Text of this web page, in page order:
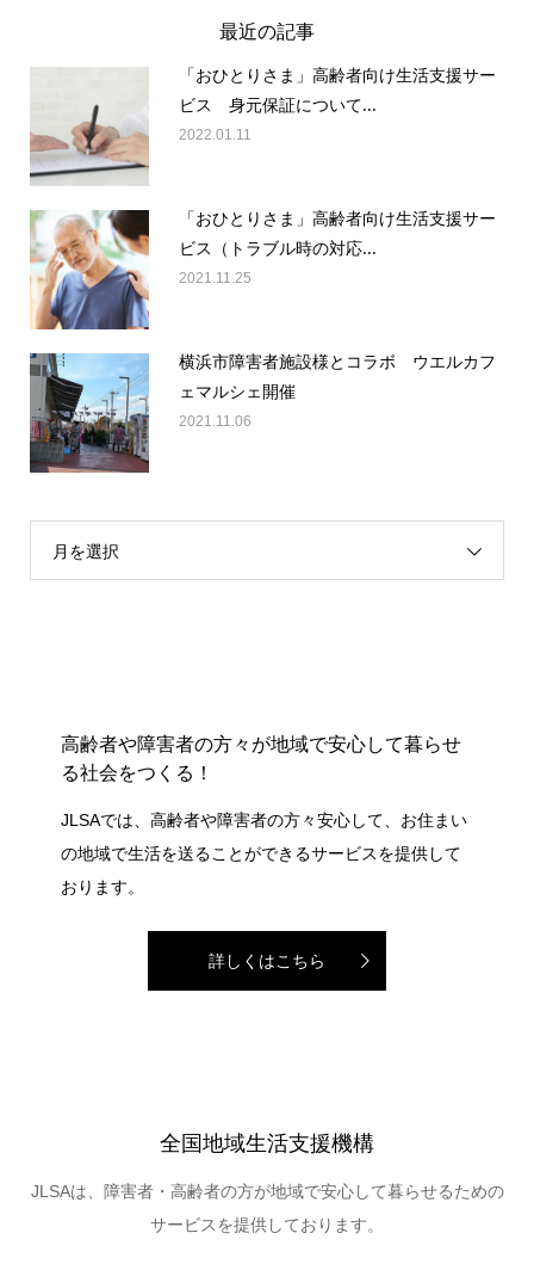
最近の記事
「おひとりさま」高齢者向け生活支援サー
ビス 身元保証について...
2022.01.11
「おひとりさま」高齢者向け生活支援サー
ビス（トラブル時の対応...
2021.11.25
横浜市障害者施設様とコラボ ウエルカフ
ェマルシェ開催
2021.11.06
月を選択
高齢者や障害者の方々が地域で安心して暮らせ
る社会をつくる！
JLSAでは、高齢者や障害者の方々安心して、お住まい
の地域で生活を送ることができるサービスを提供して
おります。
詳しくはこちら
全国地域生活支援機構
JLSAは、障害者・高齢者の方が地域で安心して暮らせるための
サービスを提供しております。